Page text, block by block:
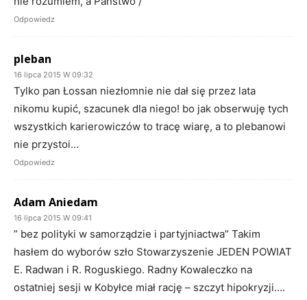
Odpowiedz
pleban
16 lipca 2015 W 09:32
Tylko pan Łossan niezłomnie nie dał się przez lata
nikomu kupić, szacunek dla niego! bo jak obserwuję tych
wszystkich karierowiczów to tracę wiarę, a to plebanowi
nie przystoi…
Odpowiedz
Adam Aniedam
16 lipca 2015 W 09:41
” bez polityki w samorządzie i partyjniactwa” Takim
hasłem do wyborów szło Stowarzyszenie JEDEN POWIAT
E. Radwan i R. Roguskiego. Radny Kowaleczko na
ostatniej sesji w Kobyłce miał rację – szczyt hipokryzji….